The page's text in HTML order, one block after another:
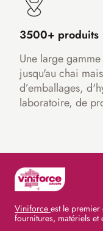
3500+ produits
Une large
jusqu'au chai
d’emballages,
laboratoire, de
Viniforce est le
fournitures, matériels